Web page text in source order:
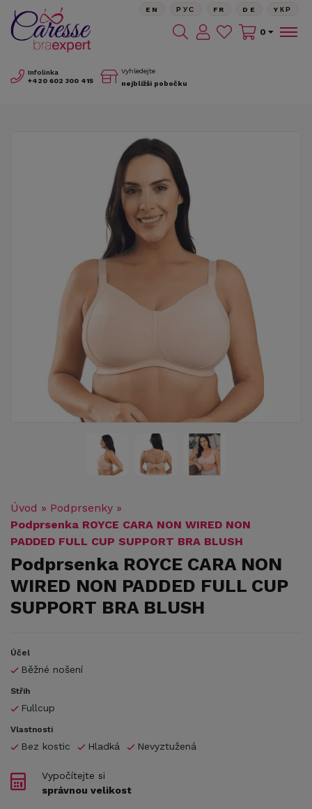
Infolinka
+420 602 300 415
Vyhledejte
nejbližší pobočku
EN РУС FR DE YКР
0
Úvod » Podprsenky »
Podprsenka ROYCE CARA NON WIRED NON
PADDED FULL CUP SUPPORT BRA BLUSH
Podprsenka ROYCE CARA NON
WIRED NON PADDED FULL CUP
SUPPORT BRA BLUSH
Účel
Běžné nošení
Střih
Fullcup
Vlastnosti
Bez kostic Hladká Nevyztužená
Vypočítejte si
správnou velikost